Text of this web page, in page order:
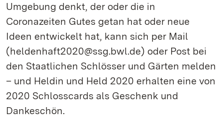
Umgebung denkt, der oder die in
Coronazeiten Gutes getan hat oder neue
Ideen entwickelt hat, kann sich per Mail
(heldenhaft2020@ssg.bwl.de) oder Post bei
den Staatlichen Schlösser und Gärten melden
– und Heldin und Held 2020 erhalten eine von
2020 Schlosscards als Geschenk und
Dankeschön.